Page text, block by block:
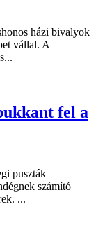
házi bivalyok
vállal. A
fel a
puszták
számító
...